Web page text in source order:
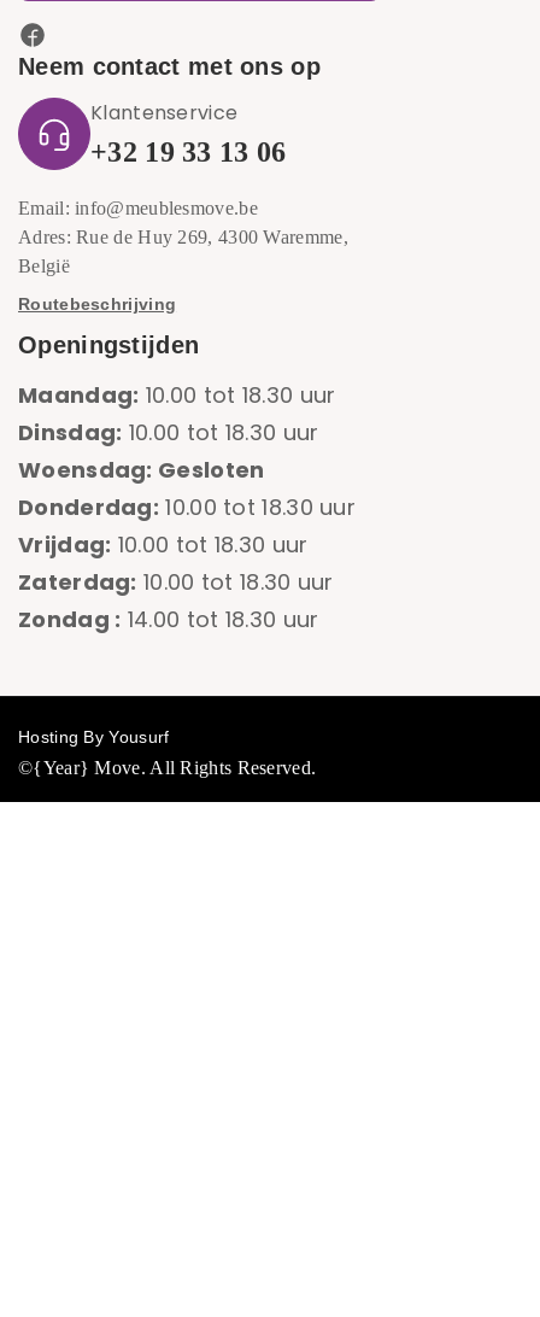
Neem contact met ons op
Klantenservice
+32 19 33 13 06
Email: info@meublesmove.be
Adres: Rue de Huy 269, 4300 Waremme,
België
Routebeschrijving
Openingstijden
Maandag: 10.00 tot 18.30 uur
Dinsdag: 10.00 tot 18.30 uur
Woensdag: Gesloten
Donderdag: 10.00 tot 18.30 uur
Vrijdag: 10.00 tot 18.30 uur
Zaterdag: 10.00 tot 18.30 uur
Zondag : 14.00 tot 18.30 uur
©{Year} Move. All Rights Reserved.
Hosting By Yousurf